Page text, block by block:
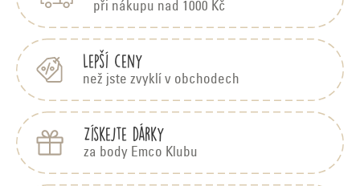
při nákupu nad 1000 Kč
Lepší ceny
než jste zvyklí v obchodech
Získejte dárky
za body Emco Klubu